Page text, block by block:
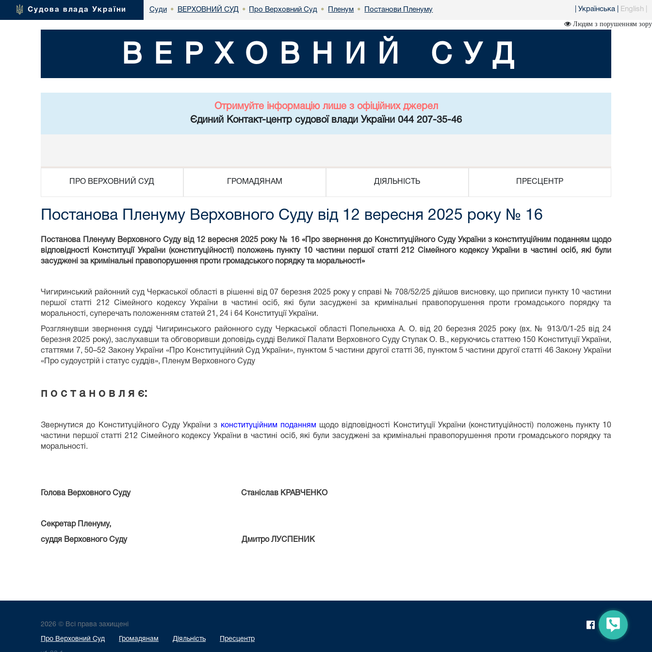
Судова влада України Суди • ВЕРХОВНИЙ СУД • Про Верховний Суд • Пленум • Постанови Пленуму Українська English
Людям з порушенням зору
ВЕРХОВНИЙ СУД
Отримуйте інформацію лише з офіційних джерел
Єдиний Контакт-центр судової влади України 044 207-35-46
ПРО ВЕРХОВНИЙ СУД ГРОМАДЯНАМ ДІЯЛЬНІСТЬ ПРЕСЦЕНТР
Постанова Пленуму Верховного Суду від 12 вересня 2025 року № 16
Постанова Пленуму Верховного Суду від 12 вересня 2025 року № 16 «Про звернення до Конституційного Суду України з конституційним поданням щодо
відповідності Конституції України (конституційності) положень пункту 10 частини першої статті 212 Сімейного кодексу України в частині осіб, які були
засуджені за кримінальні правопорушення проти громадського порядку та моральності»
Чигиринський районний суд Черкаської області в рішенні від 07 березня 2025 року у справі № 708/52/25 дійшов висновку, що приписи пункту 10 частини
першої статті 212 Сімейного кодексу України в частині осіб, які були засуджені за кримінальні правопорушення проти громадського порядку та
моральності, суперечать положенням статей 21, 24 і 64 Конституції України.
Розглянувши звернення судді Чигиринського районного суду Черкаської області Попельнюха А. О. від 20 березня 2025 року (вх. № 913/0/1-25 від 24
березня 2025 року), заслухавши та обговоривши доповідь судді Великої Палати Верховного Суду Ступак О. В., керуючись статтею 150 Конституції України,
статтями 7, 50–52 Закону України «Про Конституційний Суд України», пунктом 5 частини другої статті 36, пунктом 5 частини другої статті 46 Закону України
«Про судоустрій і статус суддів», Пленум Верховного Суду
п о с т а н о в л я є:
Звернутися до Конституційного Суду України з конституційним поданням щодо відповідності Конституції України (конституційності) положень пункту 10
частини першої статті 212 Сімейного кодексу України в частині осіб, які були засуджені за кримінальні правопорушення проти громадського порядку та
моральності.
Голова Верховного Суду Станіслав КРАВЧЕНКО
Секретар Пленуму,
суддя Верховного Суду Дмитро ЛУСПЕНИК
2026 © Всі права захищені
Про Верховний Суд Громадянам Діяльність Пресцентр